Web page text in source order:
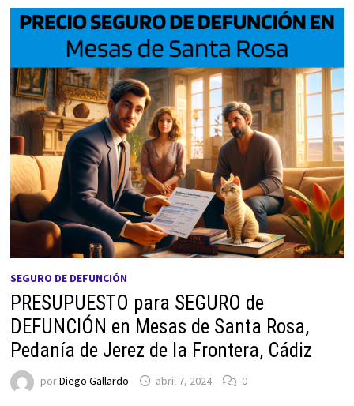
SEGURO DE DEFUNCIÓN
PRESUPUESTO para SEGURO de
DEFUNCIÓN en Mesas de Santa Rosa,
Pedanía de Jerez de la Frontera, Cádiz
porDiego Gallardo abril 7, 2024 0